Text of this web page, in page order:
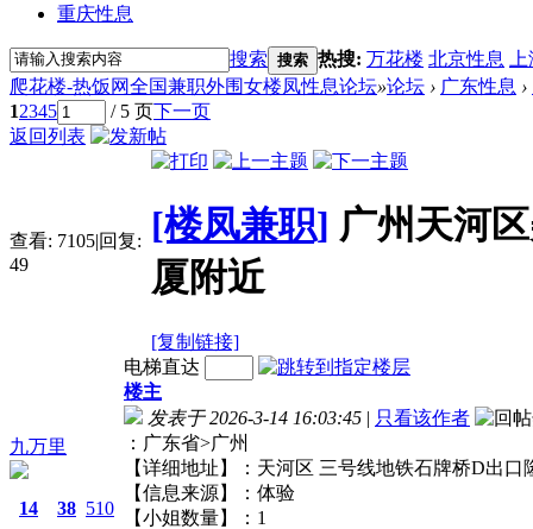
重庆性息
搜索 搜索 热搜: 万花楼 北京性息
爬花楼-热饭网全国兼职外围女楼凤性息论坛»论坛 › 广东性息 ›
12345 / 5 页下一页
返回列表
查看: 7105|回复:
49
[楼凤兼职] 广州天河
厦附近
[复制链接]
九万里
14 38 510
电梯直达
楼主
发表于 2026-3-14 16:03:45 | 只看该作者
：广东省>广州
【详细地址】：天河区 三号线地铁石牌桥
【信息来源】：体验
【小姐数量】：1